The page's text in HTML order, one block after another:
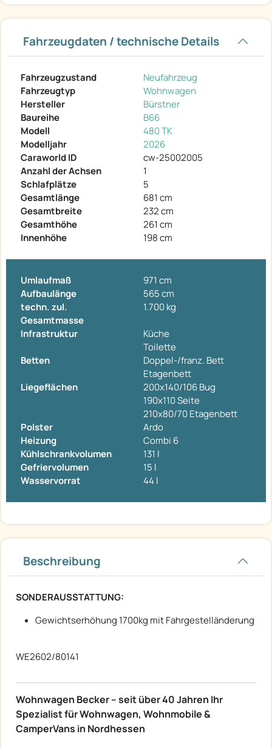
Fahrzeugdaten / technische Details
Fahrzeugzustand
Neufahrzeug
Fahrzeugtyp
Wohnwagen
Hersteller
Bürstner
Baureihe
B66
Modell
480 TK
Modelljahr
2026
Caraworld ID
cw-25002005
Anzahl der Achsen
1
Schlafplätze
5
Gesamtlänge
681 cm
Gesamtbreite
232 cm
Gesamthöhe
261 cm
Innenhöhe
198 cm
Umlaufmaß
971 cm
Aufbaulänge
565 cm
techn. zul.
Gesamtmasse
1.700 kg
Infrastruktur
Küche
Toilette
Betten
Doppel-/franz. Bett
Etagenbett
Liegeflächen
200x140/106 Bug
190x110 Seite
210x80/70 Etagenbett
Polster
Ardo
Heizung
Combi 6
Kühlschrankvolumen
131 l
Gefriervolumen
15 l
Wasservorrat
44 l
Beschreibung
SONDERAUSSTATTUNG:
Gewichtserhöhung 1700kg mit Fahrgestelländerung
WE2602/80141
Wohnwagen Becker – seit über 40 Jahren Ihr
Spezialist für Wohnwagen, Wohnmobile &
CamperVans in Nordhessen